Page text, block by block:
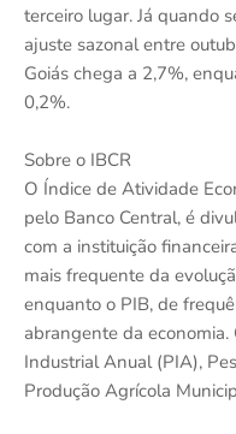
terceiro lugar. Já quando
ajuste sazonal entre
Goiás chega a 2,7%,
0,2%.
Sobre o IBCR
O Índice de Atividade
pelo Banco Central, é
com a instituição
mais frequente da
enquanto o PIB, de
abrangente da economia.
Industrial Anual (PIA),
Produção Agrícola